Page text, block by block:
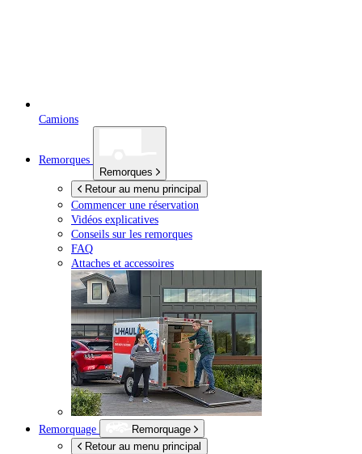
Camions
Remorques
Remorques
Retour au menu principal
Commencer une réservation
Vidéos explicatives
Conseils sur les remorques
FAQ
Attaches et accessoires
Remorquage
Remorquage
Retour au menu principal